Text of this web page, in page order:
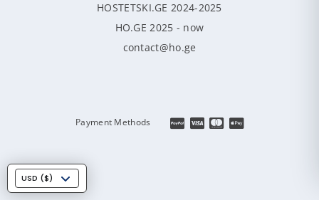
HOSTETSKI.GE 2024-2025
HO.GE 2025 - now
contact@ho.ge
Payment Methods